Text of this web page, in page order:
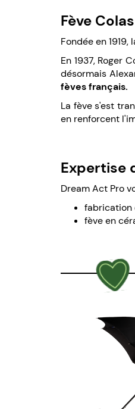
Fève
Fondée en
En 1937, Roger
désormais
fèves français.
La fève s'est
en renforcent
Expertise
Dream Act Pro
fabrication
fève en